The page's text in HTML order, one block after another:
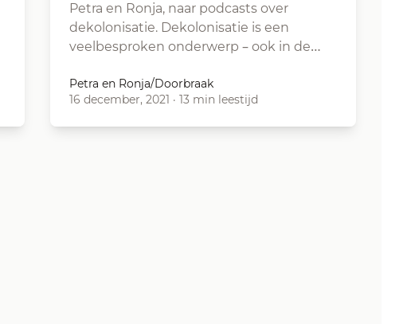
Petra en Ronja, naar podcasts over
dekolonisatie. Dekolonisatie is een
veelbesproken onderwerp – ook in de…
Petra en Ronja/Doorbraak
16 december, 2021 · 13 min leestijd